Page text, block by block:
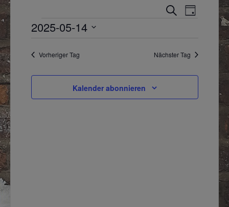
Impressum
und
Ansichten,
Navigation
Suche
Tag
Veranstaltungen
2025-05-14
wählen.
Vorheriger Tag Nächster Tag
Kalender abonnieren